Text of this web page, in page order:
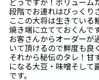
どうですか！ボリューム
段階でお連れはびっくり
ここの大将は生きている
焼き端に立てておくんで
お客さんからオーダーが
いて頂けるので鮮度も良
それから秘伝のタレ！甘
になる大豆・味噌そして
です。